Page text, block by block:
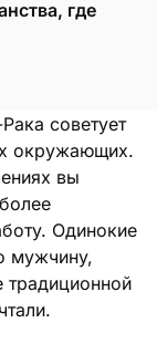
где
советует
окружающих.
вы
Одинокие
мужчину,
традиционной